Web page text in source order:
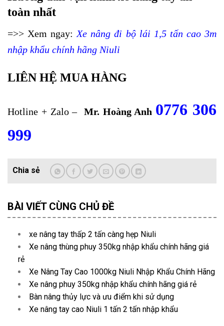
toàn nhất
=>> Xem ngay: Xe nâng đi bộ lái 1,5 tấn cao 3m
nhập khẩu chính hãng Niuli
LIÊN HỆ MUA HÀNG
Hotline + Zalo – Mr. Hoàng Anh 0776 306
999
BÀI VIẾT CÙNG CHỦ ĐỀ
xe nâng tay thấp 2 tấn càng hẹp Niuli
Xe nâng thùng phuy 350kg nhập khẩu chính hãng giá
rẻ
Xe Nâng Tay Cao 1000kg Niuli Nhập Khẩu Chính Hãng
Xe nâng phuy 350kg nhập khẩu chính hãng giá rẻ
Bàn nâng thủy lực và ưu điểm khi sử dụng
Xe nâng tay cao Niuli 1 tấn 2 tấn nhập khẩu